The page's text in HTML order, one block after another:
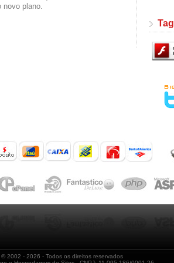
plano.
© 2002 - 2026 - Todos os direitos reservados